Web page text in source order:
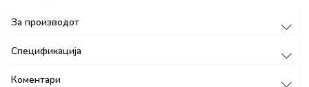
За производот
Спецификација
Коментари